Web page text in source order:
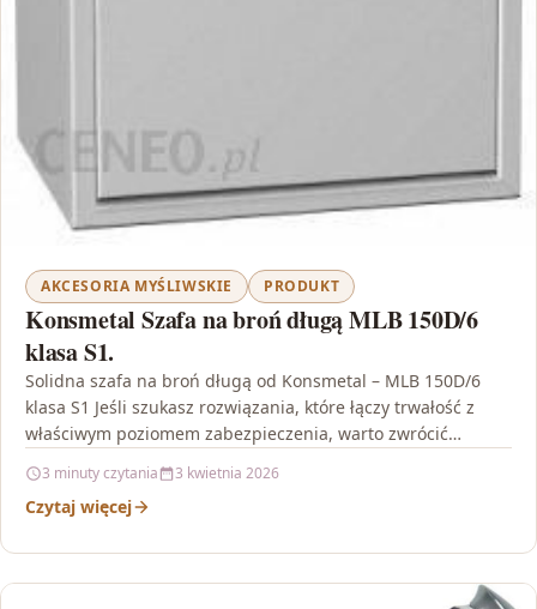
AKCESORIA MYŚLIWSKIE PRODUKT
Konsmetal Szafa na broń długą MLB 150D/6
klasa S1.
Solidna szafa na broń długą od Konsmetal – MLB 150D/6
klasa S1 Jeśli szukasz rozwiązania, które łączy trwałość z
właściwym poziomem zabezpieczenia, warto zwrócić…
3 minuty czytania 3 kwietnia 2026
Czytaj więcej